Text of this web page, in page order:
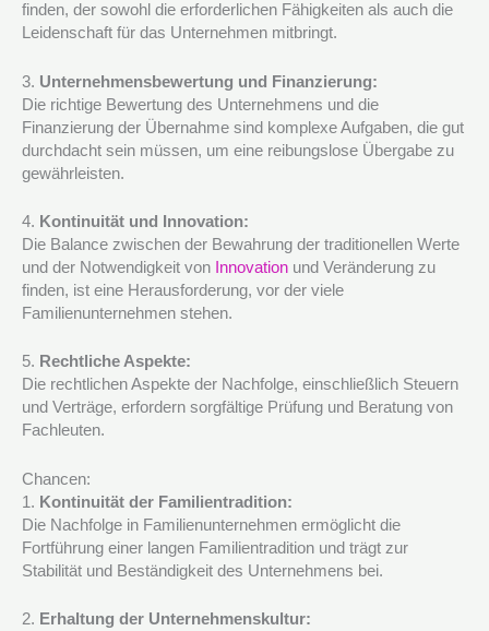
finden, der sowohl die erforderlichen Fähigkeiten als auch die
Leidenschaft für das Unternehmen mitbringt.
3. Unternehmensbewertung und Finanzierung:
Die richtige Bewertung des Unternehmens und die
Finanzierung der Übernahme sind komplexe Aufgaben, die gut
durchdacht sein müssen, um eine reibungslose Übergabe zu
gewährleisten.
4. Kontinuität und Innovation:
Die Balance zwischen der Bewahrung der traditionellen Werte
und der Notwendigkeit von Innovation und Veränderung zu
finden, ist eine Herausforderung, vor der viele
Familienunternehmen stehen.
5. Rechtliche Aspekte:
Die rechtlichen Aspekte der Nachfolge, einschließlich Steuern
und Verträge, erfordern sorgfältige Prüfung und Beratung von
Fachleuten.
Chancen:
1. Kontinuität der Familientradition:
Die Nachfolge in Familienunternehmen ermöglicht die
Fortführung einer langen Familientradition und trägt zur
Stabilität und Beständigkeit des Unternehmens bei.
2. Erhaltung der Unternehmenskultur: